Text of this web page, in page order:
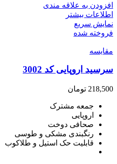
افزودن به علاقه مندی
اطلاعات بیشتر
نمایش سریع
فروخته شده
مقايسه
سرسید اروپایی کد 3002
218,500 تومان
جمعه مشترک
اروپایی
صحافی دوخت
رنگبندی مشکی و طوسی
قابلیت حک استیل و طلاکوب